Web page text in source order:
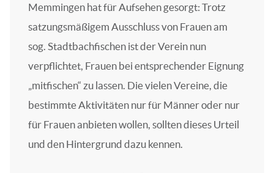
Memmingen hat für Aufsehen gesorgt: Trotz
satzungsmäßigem Ausschluss von Frauen am
sog. Stadtbachfischen ist der Verein nun
verpflichtet, Frauen bei entsprechender Eignung
„mitfischen“ zu lassen. Die vielen Vereine, die
bestimmte Aktivitäten nur für Männer oder nur
für Frauen anbieten wollen, sollten dieses Urteil
und den Hintergrund dazu kennen.